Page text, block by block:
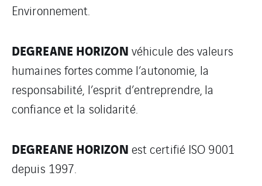
Environnement.
DEGREANE HORIZON véhicule des valeurs
humaines fortes comme l’autonomie, la
responsabilité, l’esprit d’entreprendre, la
confiance et la solidarité.
DEGREANE HORIZON est certifié ISO 9001
depuis 1997.